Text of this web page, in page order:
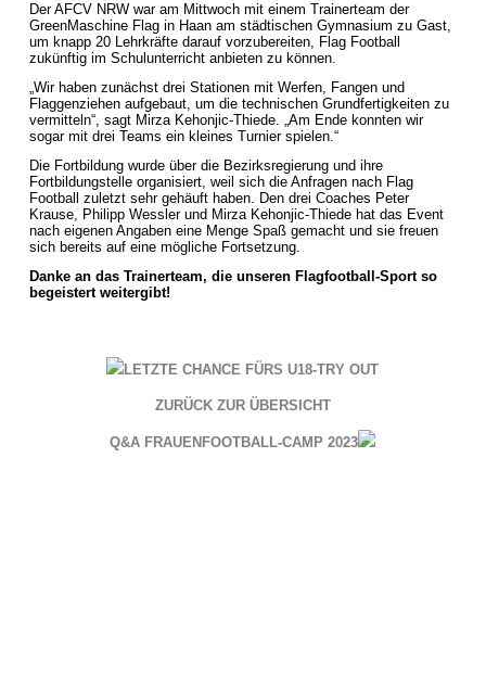
Der AFCV NRW war am Mittwoch mit einem Trainerteam der
GreenMaschine Flag in Haan am städtischen Gymnasium zu Gast,
um knapp 20 Lehrkräfte darauf vorzubereiten, Flag Football
zukünftig im Schulunterricht anbieten zu können.
„Wir haben zunächst drei Stationen mit Werfen, Fangen und
Flaggenziehen aufgebaut, um die technischen Grundfertigkeiten zu
vermitteln“, sagt Mirza Kehonjic-Thiede. „Am Ende konnten wir
sogar mit drei Teams ein kleines Turnier spielen.“
Die Fortbildung wurde über die Bezirksregierung und ihre
Fortbildungstelle organisiert, weil sich die Anfragen nach Flag
Football zuletzt sehr gehäuft haben. Den drei Coaches Peter
Krause, Philipp Wessler und Mirza Kehonjic-Thiede hat das Event
nach eigenen Angaben eine Menge Spaß gemacht und sie freuen
sich bereits auf eine mögliche Fortsetzung.
Danke an das Trainerteam, die unseren Flagfootball-Sport so
begeistert weitergibt!
LETZTE CHANCE FÜRS U18-TRY OUT
ZURÜCK ZUR ÜBERSICHT
Q&A FRAUENFOOTBALL-CAMP 2023